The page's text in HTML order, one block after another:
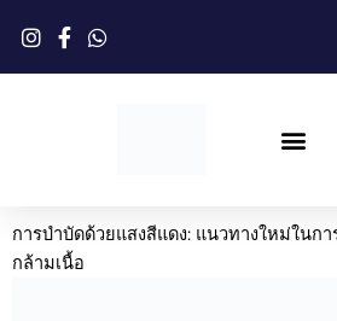
ยัง
การบำบัดด้วยแสงสีแดง: แนวทางใหม่ในกา
กล้ามเนื้อ